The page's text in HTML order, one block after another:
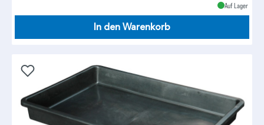
Auf Lager
In den Warenkorb